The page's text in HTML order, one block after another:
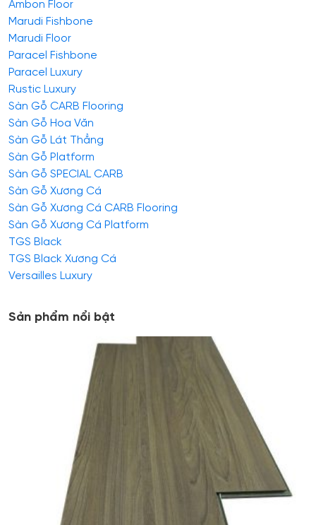
Ambon Floor
Marudi Fishbone
Marudi Floor
Paracel Fishbone
Paracel Luxury
Rustic Luxury
Sàn Gỗ CARB Flooring
Sàn Gỗ Hoa Văn
Sàn Gỗ Lát Thẳng
Sàn Gỗ Platform
Sàn Gỗ SPECIAL CARB
Sàn Gỗ Xương Cá
Sàn Gỗ Xương Cá CARB Flooring
Sàn Gỗ Xương Cá Platform
TGS Black
TGS Black Xương Cá
Versailles Luxury
Sản phẩm nổi bật